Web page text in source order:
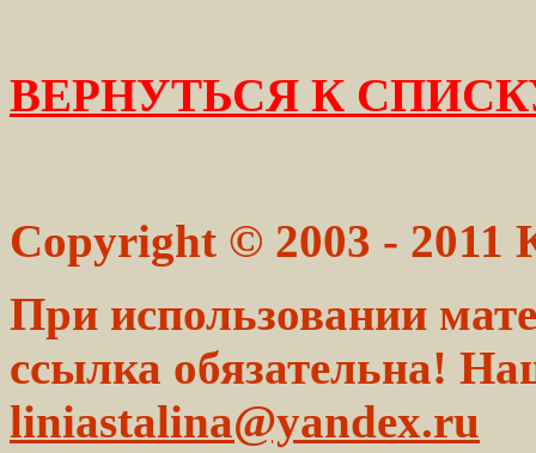
ВЕРНУТЬСЯ К
Copyright © 2003 - 2011
При использовании
ссылка обязательна!
liniastalina@yandex.ru